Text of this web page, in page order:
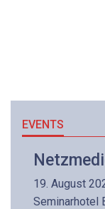
EVENTS
19. August
Seminarhotel